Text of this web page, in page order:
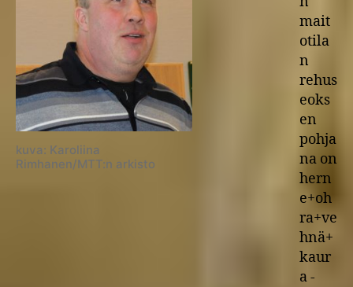
kuva: Karoliina
Rimhanen/MTT:n arkisto
mait
otila
n
rehus
eoks
en
pohja
na on
hern
e+oh
ra+ve
hnä+
kaur
a -